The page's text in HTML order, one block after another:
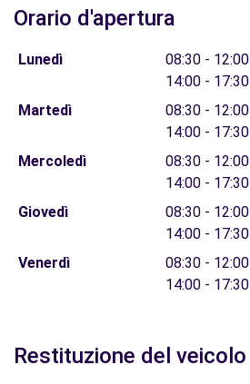
Orario d'apertura
Lunedì
08:30 - 12:00
14:00 - 17:30
Martedì
08:30 - 12:00
14:00 - 17:30
Mercoledì
08:30 - 12:00
14:00 - 17:30
Giovedì
08:30 - 12:00
14:00 - 17:30
Venerdì
08:30 - 12:00
14:00 - 17:30
Restituzione del veicolo